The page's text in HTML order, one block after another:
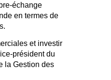
échange
en termes de
et investir
président du
la Gestion des